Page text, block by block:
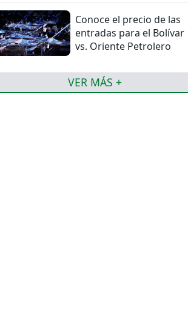
Conoce el precio de las
entradas para el Bolívar
vs. Oriente Petrolero
VER MÁS +